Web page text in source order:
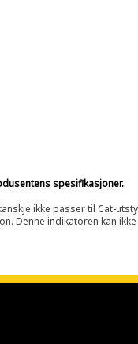
spesifikasjoner.
ikke passer til Cat-
Denne indikatoren kan